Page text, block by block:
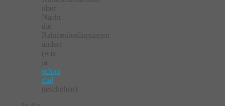
über
Nacht
die
Rahmenbedingungen
ändert
(wie
ja
schon
mal
geschehen)